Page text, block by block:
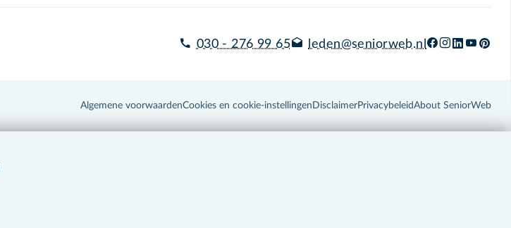
030 - 276 99 65 leden@seniorweb.nl
Algemene voorwaardenCookies en cookie-instellingen DisclaimerPrivacybeleidAbout SeniorWeb